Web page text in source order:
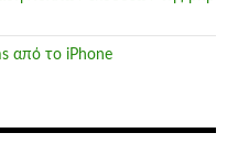
από το iPhone